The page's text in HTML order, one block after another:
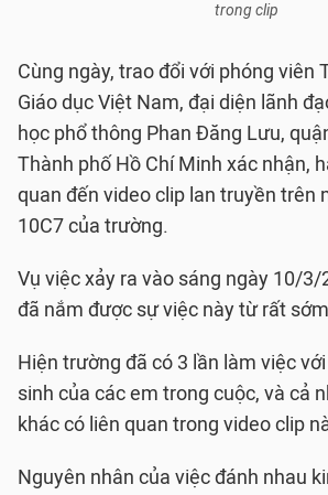
trong clip
Cùng ngày, trao đổi với phóng viên
Giáo dục Việt Nam, đại diện lãnh
học phổ thông Phan Đăng Lưu,
Thành phố Hồ Chí Minh xác nhận,
quan đến video clip lan truyền trên
10C7 của trường.
Vụ việc xảy ra vào sáng ngày 10/
đã nắm được sự việc này từ rất
Hiện trường đã có 3 lần làm việc
sinh của các em trong cuộc, và cả
khác có liên quan trong video clip
Nguyên nhân của việc đánh nhau